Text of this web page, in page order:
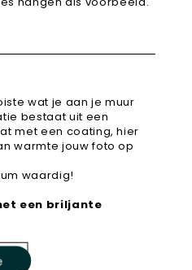
wat je aan je muur
bestaat uit een
met een coating, hier
warmte jouw foto op
waardig!
een briljante